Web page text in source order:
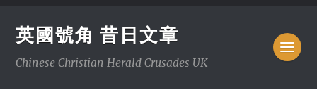
英國號角 昔日文章
Chinese Christian Herald Crusades UK